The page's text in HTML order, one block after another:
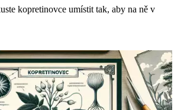
kopretinovce umístit tak, aby na ně v